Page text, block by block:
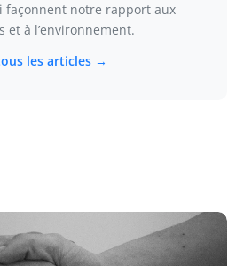
façonnent notre rapport aux
et à l’environnement.
les articles →